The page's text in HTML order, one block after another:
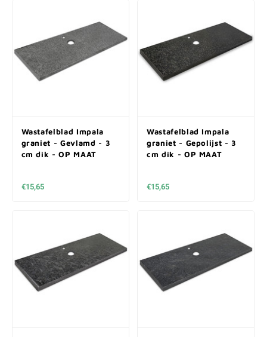
Wastafelblad Impala
graniet - Gevlamd - 3
cm dik - OP MAAT
€15,65
Wastafelblad Impala
graniet - Gepolijst - 3
cm dik - OP MAAT
€15,65